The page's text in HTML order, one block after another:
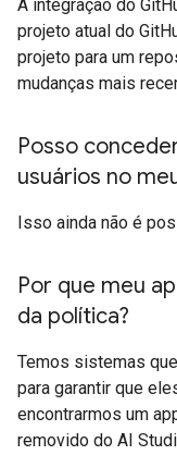
A integração do
projeto atual do
projeto para um
mudanças mais
Posso
usuários no
Isso ainda não é
Por que meu
da política?
Temos sistemas
para garantir que
encontrarmos um
removido do AI